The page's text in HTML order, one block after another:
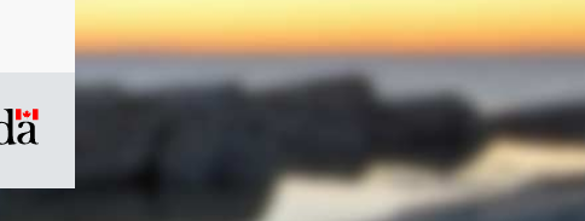
/
Symbole